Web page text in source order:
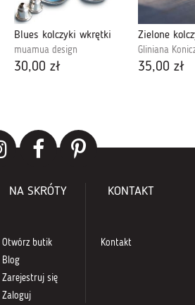
Blues kolczyki wkrętki
muamua design
30,00 zł
Gliniana
35,00 zł
NA SKRÓTY
Otwórz butik
Blog
Zarejestruj się
Zaloguj
KONTAKT
Kontakt